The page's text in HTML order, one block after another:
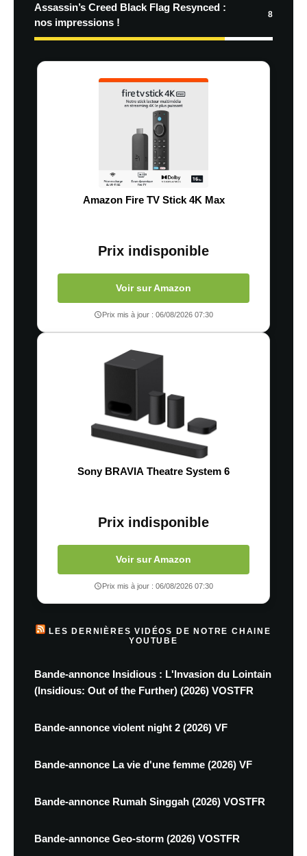
Assassin’s Creed Black Flag Resynced :
nos impressions !
8
Amazon Fire TV Stick 4K Max
Prix indisponible
Voir sur Amazon
Prix mis à jour : 06/08/2026 07:30
Sony BRAVIA Theatre System 6
Prix indisponible
Voir sur Amazon
Prix mis à jour : 06/08/2026 07:30
LES DERNIÈRES VIDÉOS DE NOTRE CHAINE
YOUTUBE
Bande-annonce Insidious : L'Invasion du Lointain
(Insidious: Out of the Further) (2026) VOSTFR
Bande-annonce violent night 2 (2026) VF
Bande-annonce La vie d'une femme (2026) VF
Bande-annonce Rumah Singgah (2026) VOSTFR
Bande-annonce Geo-storm (2026) VOSTFR